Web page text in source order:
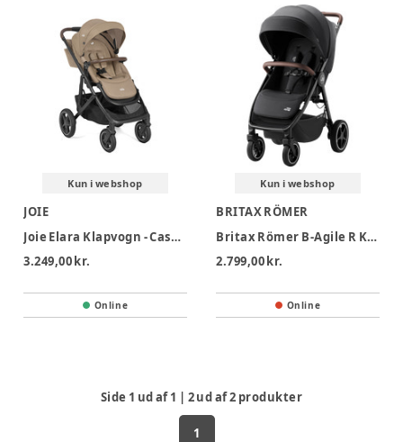
Kun i webshop
JOIE
Joie Elara Klapvogn - Cashew
3.249,00 kr.
Online
Kun i webshop
BRITAX RÖMER
Britax Römer B-Agile R Klapvogn - Carbon Black
2.799,00 kr.
Online
Side 1 ud af1 | 2ud af2 produkter
1